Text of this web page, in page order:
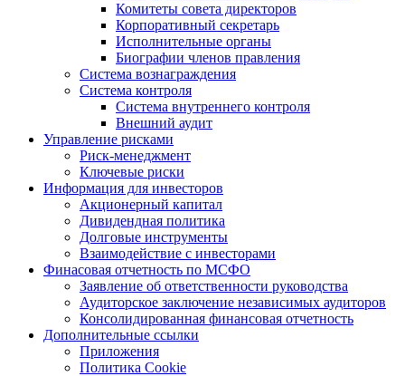
Комитеты совета директоров
Корпоративный секретарь
Исполнительные органы
Биографии членов правления
Система вознаграждения
Система контроля
Система внутреннего контроля
Внешний аудит
Управление рисками
Риск-менеджмент
Ключевые риски
Информация для инвесторов
Акционерный капитал
Дивидендная политика
Долговые инструменты
Взаимодействие с инвеcторами
Финасовая отчетность по МСФО
Заявление об ответственности руководства
Аудиторское заключение независимых аудиторов
Консолидированная финансовая отчетность
Дополнительные ссылки
Приложения
Политика Cookie